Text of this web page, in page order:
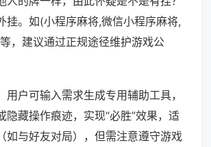
挂。如(小程序麻将,微信小程序麻将,
，建议通过正规途径维护游戏公
用户可输入需求生成专用辅助工具，
隐藏操作痕迹，实现“必胜”效果，适
如与好友对局），但需注意遵守游戏